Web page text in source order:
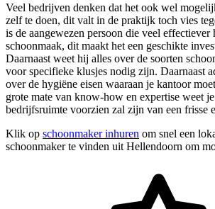
Veel bedrijven denken dat het ook wel
zelf te doen, dit valt in de praktijk toch vies
is de aangewezen persoon die veel effectiever
schoonmaak, dit maakt het een geschikte
Daarnaast weet hij alles over de soorten
voor specifieke klusjes nodig zijn. Daarnaast
over de hygiëne eisen waaraan je kantoor
grote mate van know-how en expertise weet
bedrijfsruimte voorzien zal zijn van een frisse
Klik op schoonmaker inhuren om snel een
schoonmaker te vinden uit Hellendoorn om